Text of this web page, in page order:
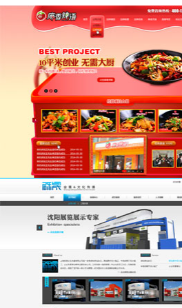
爱斯薇儿
麻香辣语